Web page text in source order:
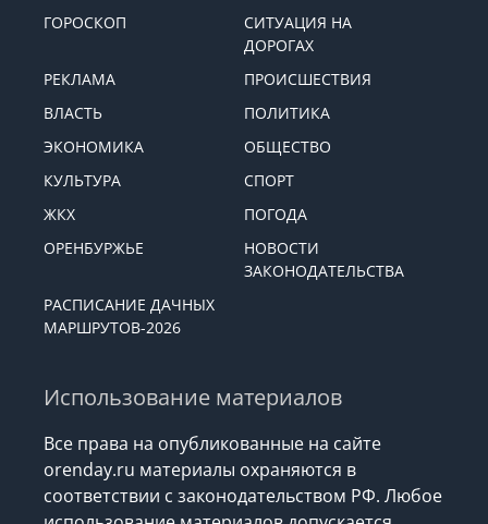
ГОРОСКОП
СИТУАЦИЯ НА
ДОРОГАХ
РЕКЛАМА
ПРОИСШЕСТВИЯ
ВЛАСТЬ
ПОЛИТИКА
ЭКОНОМИКА
ОБЩЕСТВО
КУЛЬТУРА
СПОРТ
ЖКХ
ПОГОДА
ОРЕНБУРЖЬЕ
НОВОСТИ
ЗАКОНОДАТЕЛЬСТВА
РАСПИСАНИЕ ДАЧНЫХ
МАРШРУТОВ-2026
Использование материалов
Все права на опубликованные на сайте
orenday.ru материалы охраняются в
соответствии с законодательством РФ. Любое